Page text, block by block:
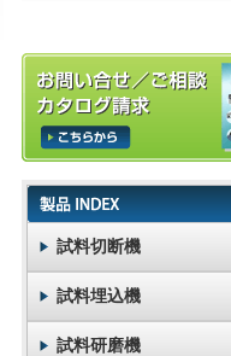
試料切断機
試料埋込機
試料研磨機